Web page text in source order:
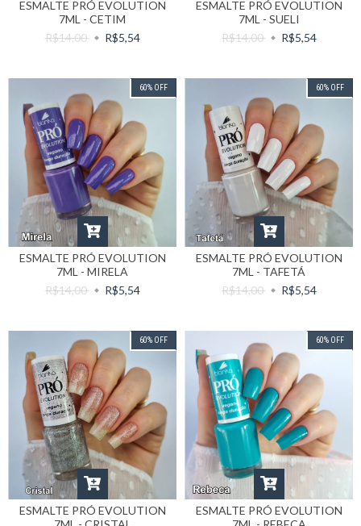
ESMALTE PRÓ EVOLUTION
7ML - CETIM
R$14,00
R$5,54
ESMALTE PRÓ EVOLUTION
7ML - SUELI
R$14,00
R$5,54
60% OFF
ESMALTE PRÓ EVOLUTION
7ML - MIRELA
R$14,00
R$5,54
60% OFF
ESMALTE PRÓ EVOLUTION
7ML - TAFETÁ
R$14,00
R$5,54
60% OFF
ESMALTE PRÓ EVOLUTION
60% OFF
ESMALTE PRÓ EVOLUTION